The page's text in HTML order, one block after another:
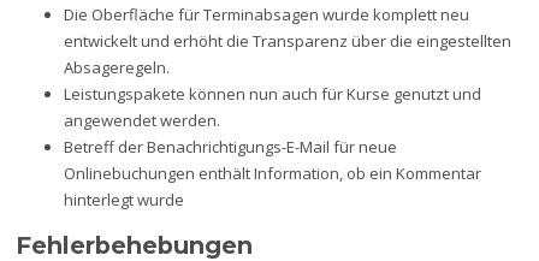
Die Oberfläche für Terminabsagen wurde komplett neu
entwickelt und erhöht die Transparenz über die eingestellten
Absageregeln.
Leistungspakete können nun auch für Kurse genutzt und
angewendet werden.
Betreff der Benachrichtigungs-E-Mail für neue
Onlinebuchungen enthält Information, ob ein Kommentar
hinterlegt wurde
Fehlerbehebungen